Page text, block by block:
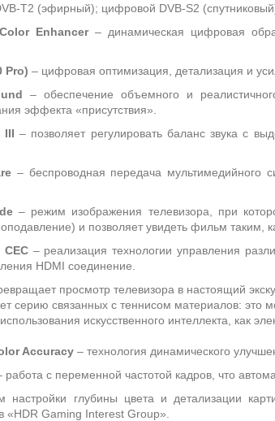
-T2 (эфирный); цифровой DVB-S2
Enhancer– динамическая цифровая
Pro) – цифровая оптимизация, детализация и
– обеспечение объемного и
эффекта «присутствия».
III – позволяет регулировать баланс звука с
– беспроводная передача мультимедийного
– режим изображения телевизора, при
и позволяет увидеть фильм таким,
– реализация технологии управления
HDMI соединение.
просмотр телевизора в настоящий
серию связанных с теннисом материалов: это
искусственного интеллекта, как
Accuracy – технология динамического
работа с переменной частотой кадров, что
настройки глубины цвета и детализации
«HDR Gaming Interest Group».